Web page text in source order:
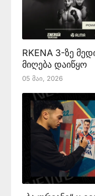
RKENA 3-ზე
მიღება დაიწყო
05 Მაი, 2026